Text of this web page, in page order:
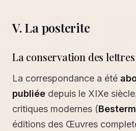
V. La posterite
La conservation des lettres
La correspondance a été
publiée depuis le XIXe
critiques modernes (
éditions des Œuvres